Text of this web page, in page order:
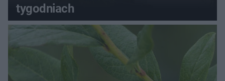
tygodniach